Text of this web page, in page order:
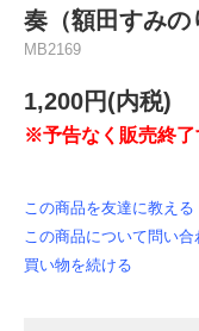
奏（額田すみの
MB2169
1,200円(内税)
※予告なく販売終了
この商品を友達に教える
この商品について問い合
買い物を続ける